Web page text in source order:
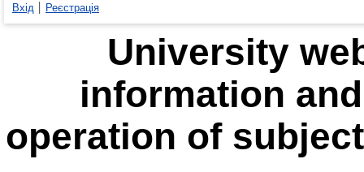
Вхід Реєстрація
University
information
operation of